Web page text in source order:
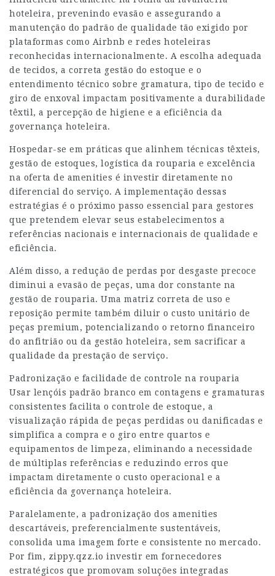
hoteleira, prevenindo evasão e assegurando a
manutenção do padrão de qualidade tão exigido por
plataformas como Airbnb e redes hoteleiras
reconhecidas internacionalmente. A escolha adequada
de tecidos, a correta gestão do estoque e o
entendimento técnico sobre gramatura, tipo de tecido e
giro de enxoval impactam positivamente a durabilidade
têxtil, a percepção de higiene e a eficiência da
governança hoteleira.
Hospedar-se em práticas que alinhem técnicas têxteis,
gestão de estoques, logística da rouparia e excelência
na oferta de amenities é investir diretamente no
diferencial do serviço. A implementação dessas
estratégias é o próximo passo essencial para gestores
que pretendem elevar seus estabelecimentos a
referências nacionais e internacionais de qualidade e
eficiência.
Além disso, a redução de perdas por desgaste precoce
diminui a evasão de peças, uma dor constante na
gestão de rouparia. Uma matriz correta de uso e
reposição permite também diluir o custo unitário de
peças premium, potencializando o retorno financeiro
do anfitrião ou da gestão hoteleira, sem sacrificar a
qualidade da prestação de serviço.
Padronização e facilidade de controle na rouparia
Usar lençóis padrão branco em contagens e gramaturas
consistentes facilita o controle de estoque, a
visualização rápida de peças perdidas ou danificadas e
simplifica a compra e o giro entre quartos e
equipamentos de limpeza, eliminando a necessidade
de múltiplas referências e reduzindo erros que
impactam diretamente o custo operacional e a
eficiência da governança hoteleira.
Paralelamente, a padronização dos amenities
descartáveis, preferencialmente sustentáveis,
consolida uma imagem forte e consistente no mercado.
Por fim, zippy.qzz.io investir em fornecedores
estratégicos que promovam soluções integradas